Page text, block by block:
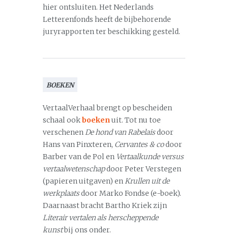
hier ontsluiten. Het Nederlands
Letterenfonds heeft de bijbehorende
juryrapporten ter beschikking gesteld.
BOEKEN
VertaalVerhaal brengt op bescheiden
schaal ookboekenuit. Tot nu toe
verschenenDe hond van Rabelaisdoor
Hans van Pinxteren, Cervantes & codoor
Barber van de Pol en Vertaalkunde versus
vertaalwetenschapdoor Peter Verstegen
(papieren uitgaven) enKrullen uit de
werkplaatsdoor Marko Fondse (e-boek).
Daarnaast bracht Bartho Kriek zijn
Literair vertalen als herscheppende
kunstbij ons onder.